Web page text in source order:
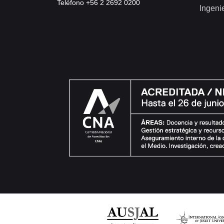
Teléfono +56 2 2692 0200